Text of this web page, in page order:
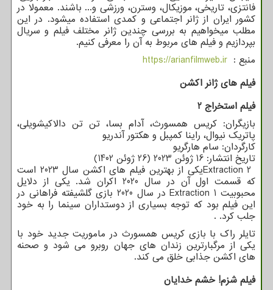
فانتزی، تاریخی، موزیکال، وسترن، ورزشی و... باشند. معمولا در
کشور ایران از ژانر اجتماعی و کمدی استفاده میشود. در این
مطلب میخواهیم به بررسی چندین ژانر مختلف فیلم و سریال
بپردازیم و فیلم های مربوط به آن را معرفی کنیم.
منبع : https://arianfilmweb.ir
فیلم های ژانر اکشن
فیلم استخراج 2
بازیگران: کریس همسورث، آدام بسا، تن تن دالاکیشویلی،
پاتریک نیوال، راینا کمپبل و هکتور آندریو
کارگردان: سام هارگریو
تاریخ انتشار: 16 ژوئن 2023 (26 ژوئن 1402)
Extraction 2 یکی از بهترین فیلم های اکشن سال 2023 است
که قسمت اول آن در سال 2020 اکران شد. یکی از دلایل
محبوبیتExtraction 1 در سال 2020 بازی گلشیفته فراهانی در
این فیلم بود که توجه بسیاری از دوستداران سینما را به خود
جلب کرد. .
تایلر راک با بازی کریس همسورث در ماموریت جدید خود با
یکی از مرگبارترین زندان های جهان روبرو می شود و صحنه
های اکشن جذابی خلق می کند.
فیلم شزم! خشم خدایان